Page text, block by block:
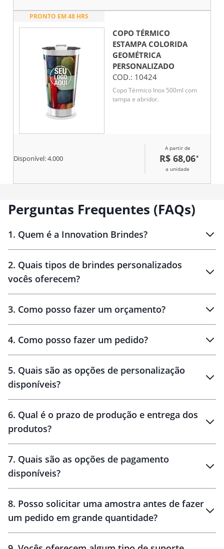
PRONTO EM 48 HRS
COPO TÉRMICO
ESTAMPA COLORIDA
GEOMÉTRICA
PERSONALIZADO
COD.: 10424
Copo Térmico Inox 500ml com
tampa e abridor.
Disponível:4.000
A partir de
R$ 68,06*
a unidade
Perguntas Frequentes (FAQs)
1. Quem é a Innovation Brindes?
Brindes personalizados
2. Quais tipos de brindes personalizados
vocês oferecem?
personalizados
3. Como posso fazer um orçamento?
brinde
personalização
4. Como posso fazer um pedido?
amostra virtual
5. Quais são as opções de personalização
disponíveis?
6. Qual é o prazo de produção e entrega dos
produtos?
10 dias
brinde
48 horas
7. Quais são as opções de pagamento
disponíveis?
8. Posso solicitar uma amostra antes de fazer
um pedido em grande quantidade?